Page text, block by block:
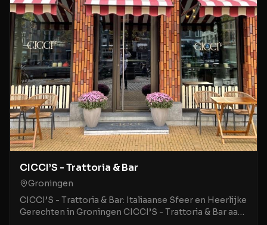
CICCI’S - Trattoria & Bar
Groningen
CICCI’S - Trattoria & Bar: Italiaanse Sfeer en Heerlijke
Gerechten in Groningen CICCI’S - Trattoria & Bar aan